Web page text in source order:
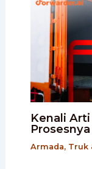
Kenali
Armada, Truk